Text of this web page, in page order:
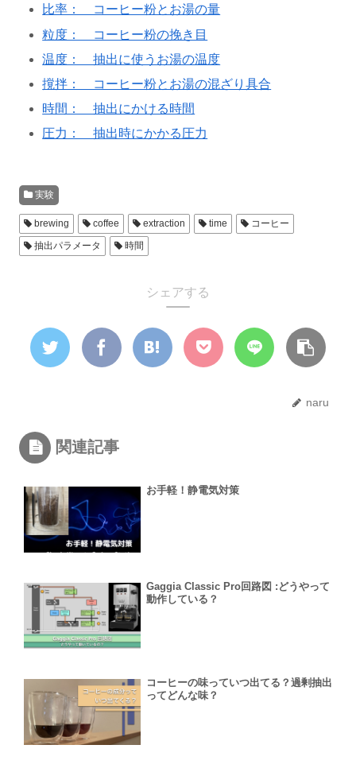
比率： コーヒー粉とお湯の量
粒度： コーヒー粉の挽き目
温度： 抽出に使うお湯の温度
撹拌： コーヒー粉とお湯の混ざり具合
時間： 抽出にかける時間
圧力： 抽出時にかかる圧力
実験
brewing coffee extraction time
コーヒー
抽出パラメータ
時間
シェアする
naru
関連記事
お手軽！静電気対策
Gaggia Classic Pro回路図 :どうやって
動作している？
コーヒーの味っていつ出てる？過剰抽出
ってどんな味？